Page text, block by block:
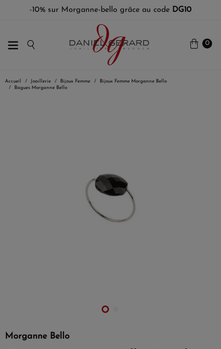
-10% sur Morganne-bello grâce au code DG10
0
Accueil Joaillerie Bijoux Femme
Bijoux Femme Morganne Bello
Bagues Morganne Bello
Morganne Bello